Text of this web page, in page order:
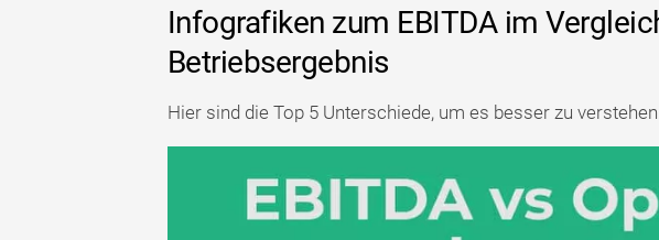
Infografiken zum EBITDA im
Betriebsergebnis
Hier sind die Top 5 Unterschiede, um es besser zu verstehen.